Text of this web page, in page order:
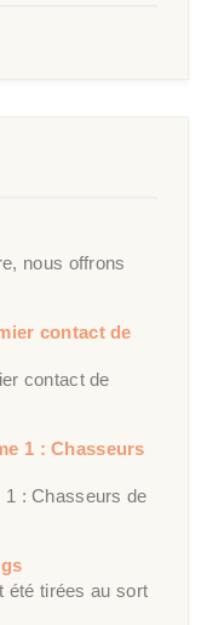
nous offrons
contact de
contact de
1 : Chasseurs
1 : Chasseurs de
été tirées au sort